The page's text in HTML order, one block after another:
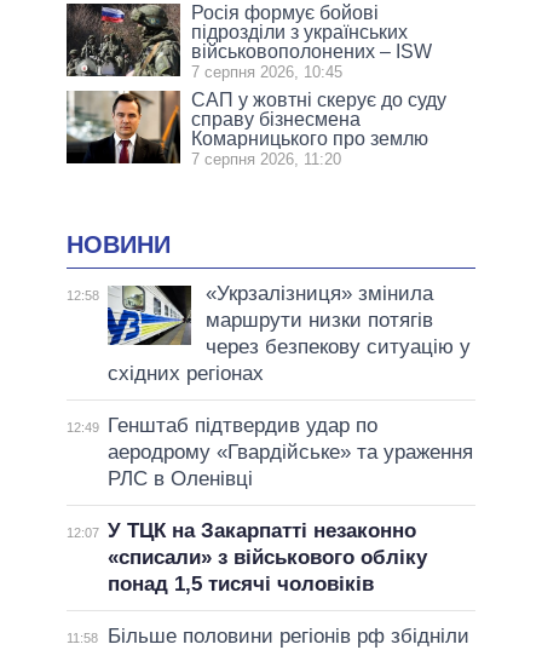
Росія формує бойові
підрозділи з українських
військовополонених – ISW
7 серпня 2026, 10:45
САП у жовтні скерує до суду
справу бізнесмена
Комарницького про землю
7 серпня 2026, 11:20
НОВИНИ
12:58
«Укрзалізниця» змінила
маршрути низки потягів
через безпекову ситуацію у
східних регіонах
12:49
Генштаб підтвердив удар по
аеродрому «Гвардійське» та ураження
РЛС в Оленівці
12:07 У ТЦК на Закарпатті незаконно
«списали» з військового обліку
понад 1,5 тисячі чоловіків
11:58
Більше половини регіонів рф збідніли